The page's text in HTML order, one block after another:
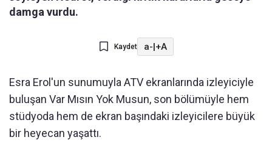
damga vurdu.
Kaydet a-|+A
Esra Erol'un sunumuyla ATV ekranlarında izleyiciyle
buluşan Var Mısın Yok Musun, son bölümüyle hem
stüdyoda hem de ekran başındaki izleyicilere büyük
bir heyecan yaşattı.